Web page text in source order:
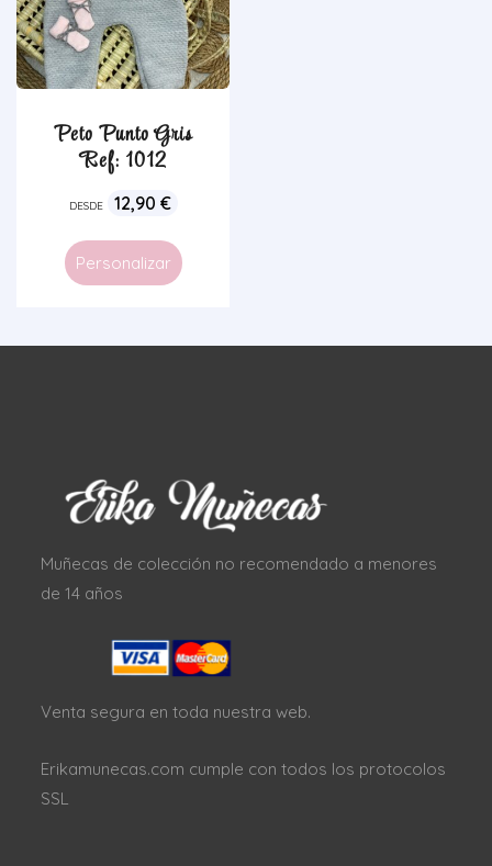
Peto Punto Gris
Ref: 1012
DESDE 12,90 €
Personalizar
Muñecas de colección no recomendado a menores
de 14 años
Venta segura en toda nuestra web.
Erikamunecas.com cumple con todos los protocolos
SSL